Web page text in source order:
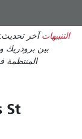
التنبيهات آخر
المنتظمة
St